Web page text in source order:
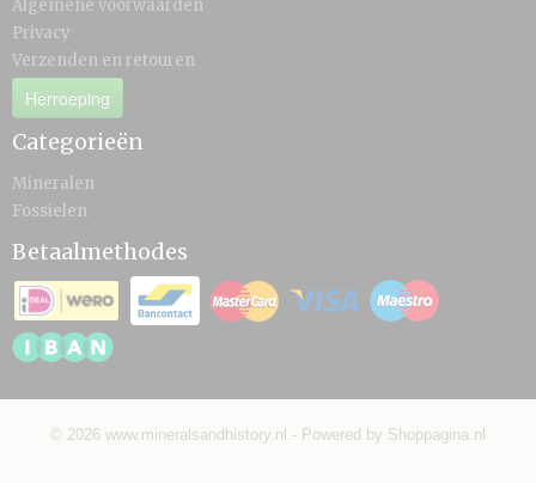
Algemene voorwaarden
Privacy
Verzenden en retouren
Herroeping
Categorieën
Mineralen
Fossielen
Betaalmethodes
© 2026 www.mineralsandhistory.nl - Powered by Shoppagina.nl